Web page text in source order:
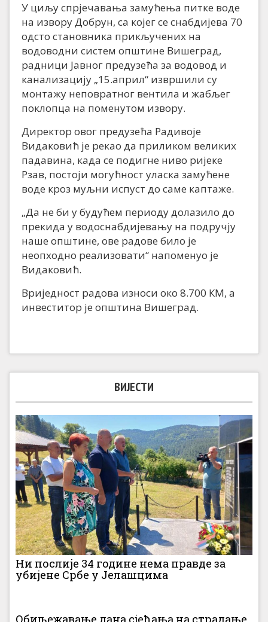
У циљу спрјечавања замућења питке воде
на извору Добрун, са којег се снабдијева 70
одсто становника прикључених на
водоводни систем општине Вишеград,
радници Јавног предузећа за водовод и
канализацију „15.април“ извршили су
монтажу неповратног вентила и жабљег
поклопца на поменутом извору.
Директор овог предузећа Радивоје
Видаковић је рекао да приликом великих
падавина, када се подигне ниво ријеке
Рзав, постоји могућност уласка замућене
воде кроз муљни испуст до саме каптаже.
„Да не би у будућем периоду долазило до
прекида у водоснабдијевању на подручју
наше општине, ове радове било је
неопходно реализовати“ напоменуо је
Видаковић.
Вриједност радова износи око 8.700 КМ, а
инвеститор је општина Вишеград.
ВИЈЕСТИ
Ни послије 34 године нема правде за
убијене Србе у Јелашцима
Обиљежавање дана сјећања на страдање